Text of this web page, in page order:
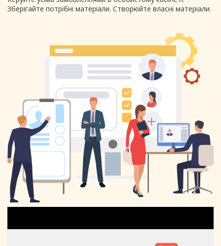
Зберігайте потрібні матеріали. Створюйте власні матеріали.